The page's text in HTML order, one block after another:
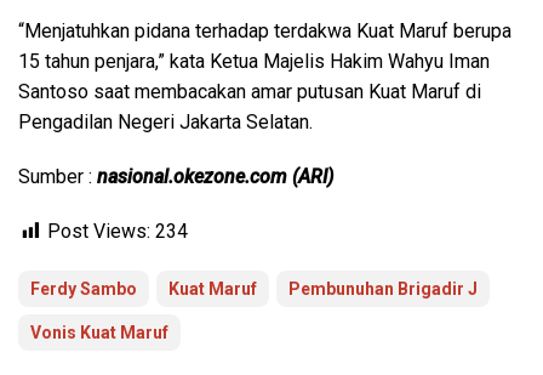
“Menjatuhkan pidana terhadap terdakwa Kuat Maruf berupa
15 tahun penjara,” kata Ketua Majelis Hakim Wahyu Iman
Santoso saat membacakan amar putusan Kuat Maruf di
Pengadilan Negeri Jakarta Selatan.
Sumber : nasional.okezone.com (ARI)
Post Views: 234
Ferdy Sambo Kuat Maruf Pembunuhan Brigadir J
Vonis Kuat Maruf